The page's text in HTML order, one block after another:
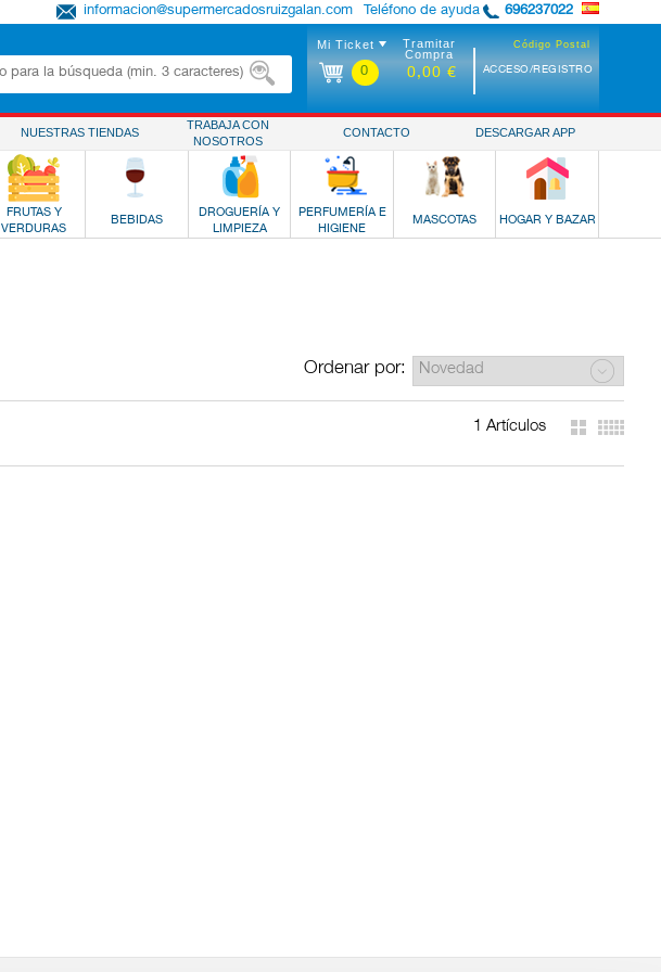
Teléfono de ayuda 696237022
informacion@supermercadosruizgalan.com
Código Postal
ACCESO/REGISTRO
Mi Ticket
0
Tramitar
Compra
0,00 €
NUESTRAS TIENDAS
TRABAJA CON
NOSOTROS
CONTACTO DESCARGAR APP
FRUTAS Y
VERDURAS
BEBIDAS
DROGUERÍA Y
LIMPIEZA
PERFUMERÍA E
HIGIENE
MASCOTAS HOGAR Y BAZAR
Ordenar por:
1 Artículos